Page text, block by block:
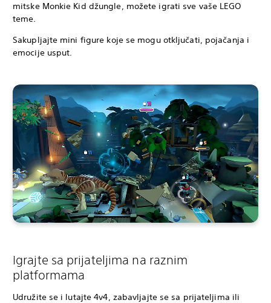
mitske Monkie Kid džungle, možete igrati sve vaše LEGO
teme.
Sakupljajte mini figure koje se mogu otključati, pojačanja i
emocije usput.
Igrajte sa prijateljima na raznim
platformama
Udružite se i lutajte 4v4, zabavljajte se sa prijateljima ili